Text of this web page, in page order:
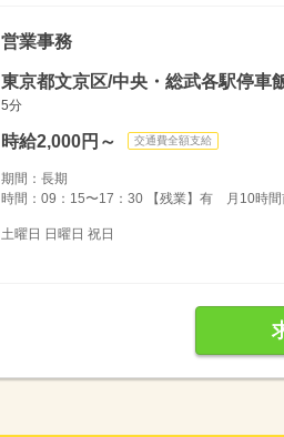
営業事務
東京都文京区/中央・総武各駅停車
5分
時給2,000円～ 交通費全額支給
期間：長期
時間：09：15〜17：30 【残業】有 月10時間
土曜日 日曜日 祝日